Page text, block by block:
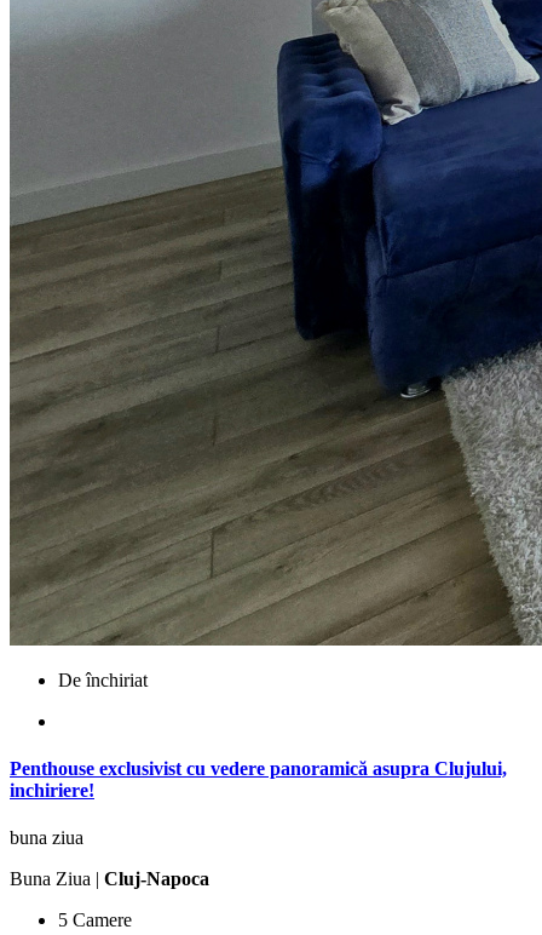
De închiriat
Penthouse exclusivist cu vedere panoramică asupra Clujului,
inchiriere!
buna ziua
Buna Ziua | Cluj-Napoca
5 Camere